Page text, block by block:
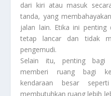
dari kiri atau masuk
tanda, yang
jalan lain. Etika ini
tetap lancar dan tidak
pengemudi.
Selain itu, penting bagi
memberi ruang bagi
kendaraan besar
membutuhkan ruang lebih